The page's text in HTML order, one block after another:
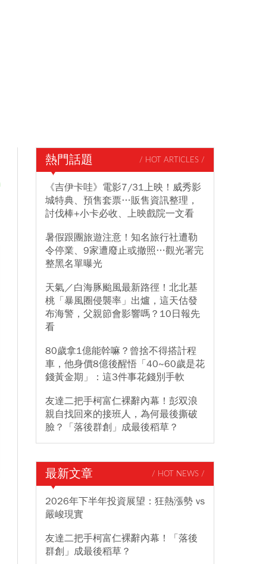
熱門話題 / HOT ARTICLES /
《吉伊卡哇》電影7/31上映！威秀影
城特典、預售套票…販售資訊整理，
討伐棒+小卡必收、上映戲院一文看
暑假跟團旅遊注意！知名旅行社遭勒
令停業、9家遭廢止或撤照…觀光署完
整黑名單曝光
天氣／白海豚颱風最新路徑！北北基
桃「暴風圈侵襲率」出爐，這天估發
布海警，父親節會影響嗎？10日報先
看
80歲拿1億能幹嘛？曾捨不得搭計程
車，他身價8億後醒悟「40~60歲是花
錢黃金期」：這3件事花錢別手軟
友達二把手柯富仁裸辭內幕！彭双浪
親自找回來的接班人，為何最後撕破
臉？「落後群創」成最後稻草？
最新文章 / HOT NEWS /
2026年下半年投資展望：狂熱漲勢 vs
嚴峻現實
友達二把手柯富仁裸辭內幕！「落後
群創」成最後稻草？